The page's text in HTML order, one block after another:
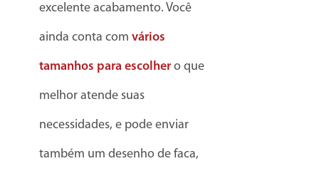
excelente acabamento. Você
ainda conta com vários
tamanhos para escolher o que
melhor atende suas
necessidades, e pode enviar
também um desenho de faca,